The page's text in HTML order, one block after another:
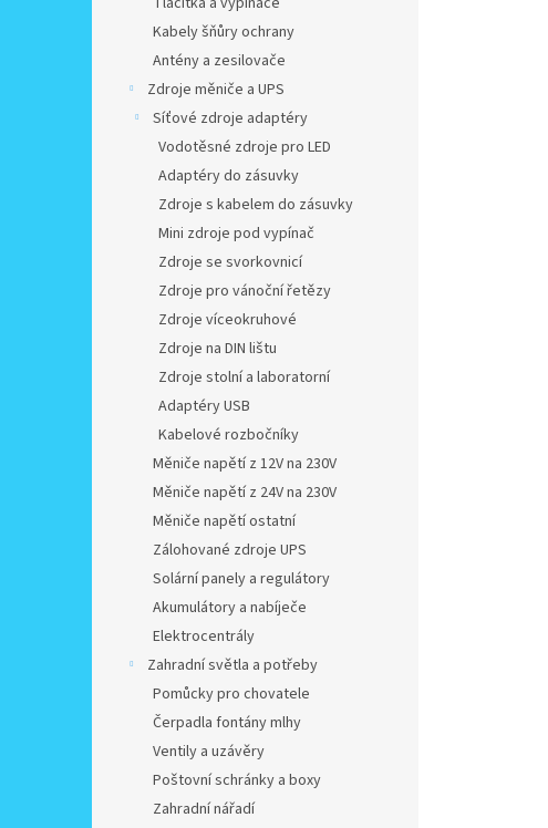
Kabely šňůry ochrany
Antény a zesilovače
Zdroje měniče a UPS
Síťové zdroje adaptéry
Vodotěsné zdroje pro LED
Adaptéry do zásuvky
Zdroje s kabelem do zásuvky
Mini zdroje pod vypínač
Zdroje se svorkovnicí
Zdroje pro vánoční řetězy
Zdroje víceokruhové
Zdroje na DIN lištu
Zdroje stolní a laboratorní
Adaptéry USB
Kabelové rozbočníky
Měniče napětí z 12V na 230V
Měniče napětí z 24V na 230V
Měniče napětí ostatní
Zálohované zdroje UPS
Solární panely a regulátory
Akumulátory a nabíječe
Elektrocentrály
Zahradní světla a potřeby
Pomůcky pro chovatele
Čerpadla fontány mlhy
Ventily a uzávěry
Poštovní schránky a boxy
Zahradní nářadí